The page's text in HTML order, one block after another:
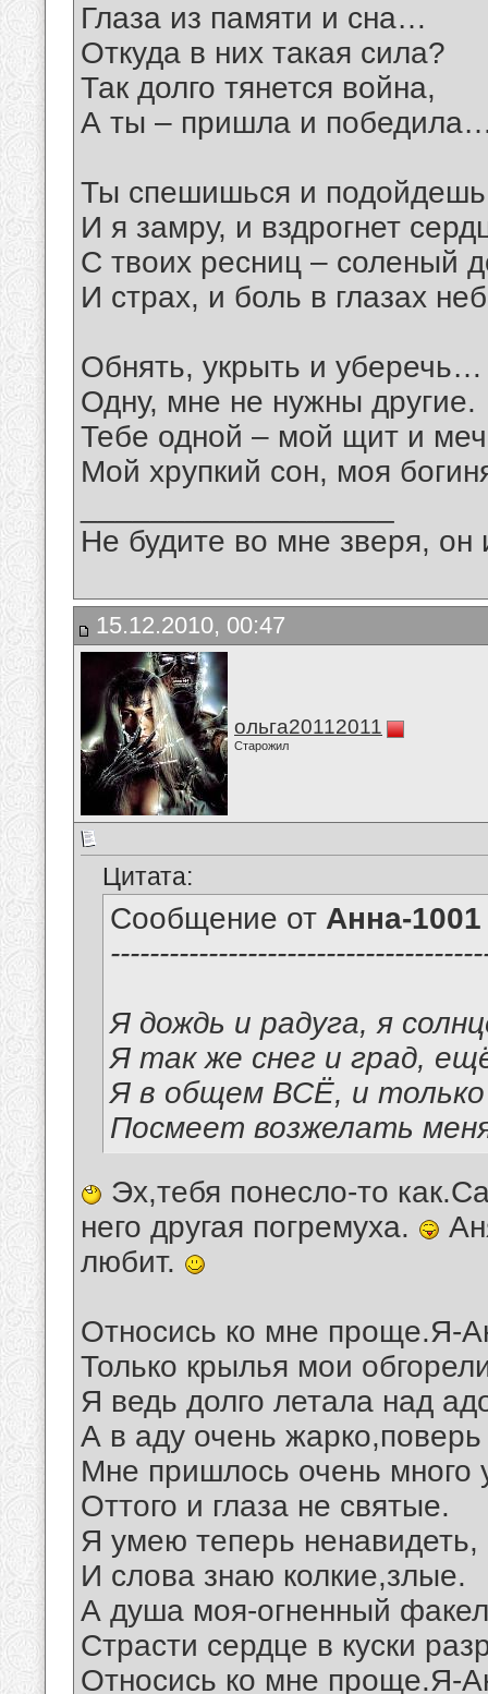
Глаза из памяти и сна…
Откуда в них такая сила?
Так долго тянется война,
А ты – пришла и
Ты спешишься и
И я замру, и вздрогнет
С твоих ресниц – соленый
И страх, и боль в глазах
Обнять, укрыть и уберечь…
Одну, мне не нужны другие.
Тебе одной – мой щит и
Мой хрупкий сон, моя
Не будите во мне зверя, он
15.12.2010, 00:47
ольга20112011
Старожил
Цитата:
Сообщение от Анна-1001
Я дождь и радуга, я
Я так же снег и град,
Я в общем ВСЁ, и только
Посмеет возжелать
Эх,тебя понесло-то
него другая погремуха.
любит.
Относись ко мне проще.Я-
Только крылья мои
Я ведь долго летала над
А в аду очень
Мне пришлось очень много
Оттого и глаза не святые.
Я умею теперь ненавидеть,
И слова знаю колкие,злые.
А душа моя-огненный
Страсти сердце в куски
Относись ко мне проще.Я-